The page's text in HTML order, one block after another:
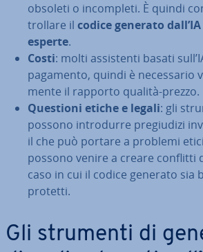
obsoleti o in­com­ple­ti. È quindi
trol­la­re il codice generato
esperte.
Costi: molti as­si­sten­ti basati
pagamento, quindi è ne­ces­sa­rio
men­te il rapporto qualità-prezzo.
Questioni etiche e legali: gli
possono in­tro­dur­re pre­giu­di­zi
il che può portare a problemi
possono venire a creare conflitti
caso in cui il codice generato sia
protetti.
Gli strumenti di